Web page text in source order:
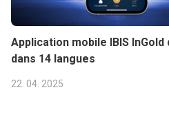
Application mobile IBIS
dans 14 langues
22. 04. 2025